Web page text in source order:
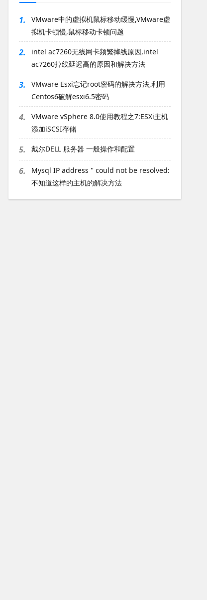
1.
VMware中的虚拟机鼠标移动缓慢,VMware虚
拟机卡顿慢,鼠标移动卡顿问题
2.
intel ac7260无线网卡频繁掉线原因,intel
ac7260掉线延迟高的原因和解决方法
3.
VMware Esxi忘记root密码的解决方法,利用
Centos6破解esxi6.5密码
4.
VMware vSphere 8.0使用教程之7:ESXi主机
添加iSCSI存储
5. 戴尔DELL 服务器 一般操作和配置
6.
Mysql IP address '' could not be resolved:
不知道这样的主机的解决方法